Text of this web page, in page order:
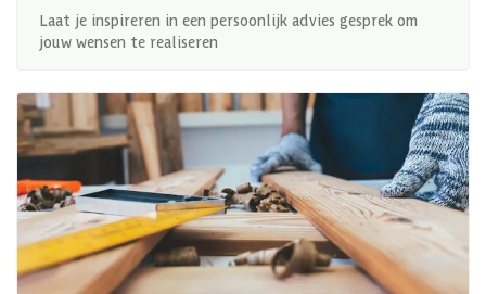
Laat je inspireren in een persoonlijk advies gesprek om
jouw wensen te realiseren